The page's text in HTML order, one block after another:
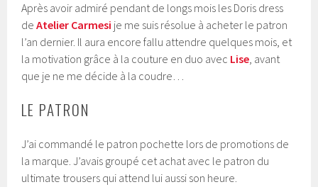
Après avoir admiré pendant de longs mois les Doris dress
deAtelier Carmesi je me suis résolue à acheter le patron
l’an dernier. Il aura encore fallu attendre quelques mois, et
la motivation grâce à la couture en duo avec Lise, avant
que je ne me décide à la coudre…
LE PATRON
J’ai commandé le patron pochette lors de promotions de
la marque. J’avais groupé cet achat avec le patron du
ultimate trousers qui attend lui aussi son heure.